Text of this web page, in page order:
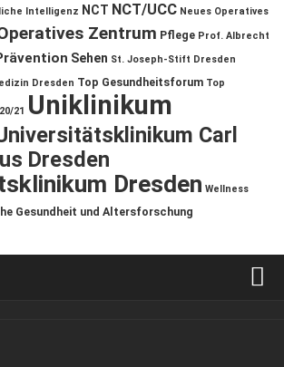
Intelligenz NCT NCT/UCC Neues Operatives
Zentrum Pflege Prof. Albrecht
Sehen St. Joseph-Stift Dresden
Dresden Top Gesundheitsforum Top
21 Uniklinikum
Carl
Dresden
Dresden Wellness
Gesundheit und Altersforschung